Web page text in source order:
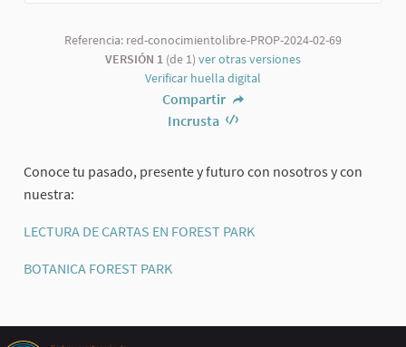
Referencia: red-conocimientolibre-PROP-2024-02-69
VERSIÓN 1 (de 1) ver otras versiones
Verificar huella digital
Compartir
Incrusta
Conoce tu pasado, presente y futuro con nosotros y con
nuestra:
LECTURA DE CARTAS EN FOREST PARK
BOTANICA FOREST PARK